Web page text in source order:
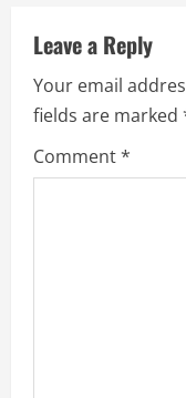
e
R
e
Leave a Reply
Your email
fields are marked
Comment*